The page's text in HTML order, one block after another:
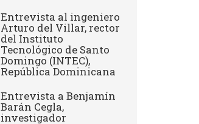
Entrevista al ingeniero
Arturo del Villar, rector
del Instituto
Tecnológico de Santo
Domingo (INTEC),
República Dominicana
Entrevista a Benjamín
Barán Cegla,
investigador